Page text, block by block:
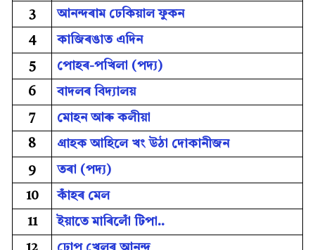
3 আনন্দৰাম ঢেকিয়াল ফুকন
4 কাজিৰঙাত এদিন
5 পোহৰ-পখিলা (পদ্য)
6 বাদলৰ বিদ্যালয়
7 মোহন আৰু কলীয়া
8 গ্ৰাহক আহিলে খং উঠা দোকানীজন
9 তৰা (পদ্য)
10 কাঁহৰ মেল
11 ইয়াতে মাৰিলোঁ টিপা..